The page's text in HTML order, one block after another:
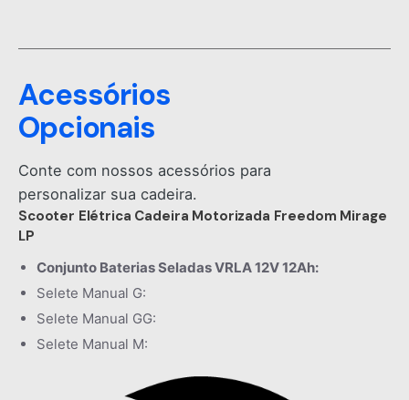
Acessórios
Opcionais
Conte com nossos acessórios para
personalizar sua cadeira.
Scooter Elétrica Cadeira Motorizada Freedom Mirage
LP
Conjunto Baterias Seladas VRLA 12V 12Ah:
Selete Manual G:
Selete Manual GG:
Selete Manual M: